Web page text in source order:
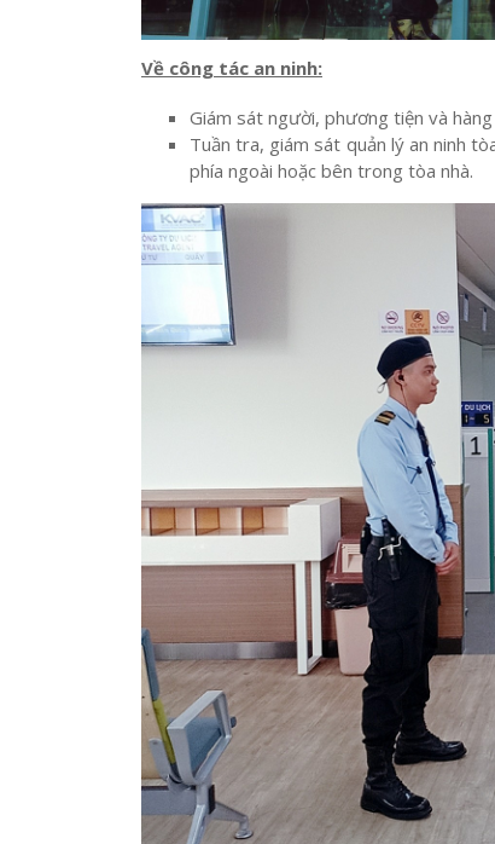
Về công tác an ninh:
Giám sát người, phương tiện và
Tuần tra, giám sát quản lý an ninh
phía ngoài hoặc bên trong tòa nhà.